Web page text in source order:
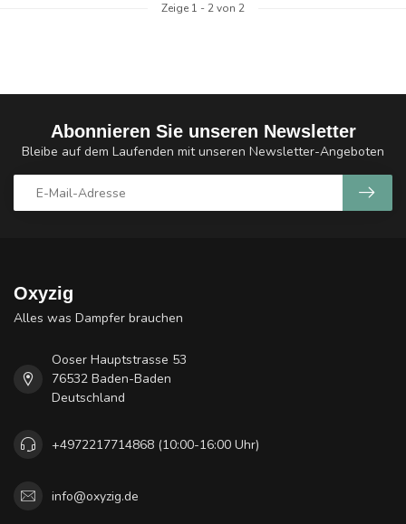
Zeige 1 - 2von 2
Abonnieren Sie unseren Newsletter
Bleibe auf dem Laufenden mit unseren Newsletter-Angeboten
Oxyzig
Alles was Dampfer brauchen
Ooser Hauptstrasse 53
76532 Baden-Baden
Deutschland
+4972217714868 (10:00-16:00 Uhr)
info@oxyzig.de